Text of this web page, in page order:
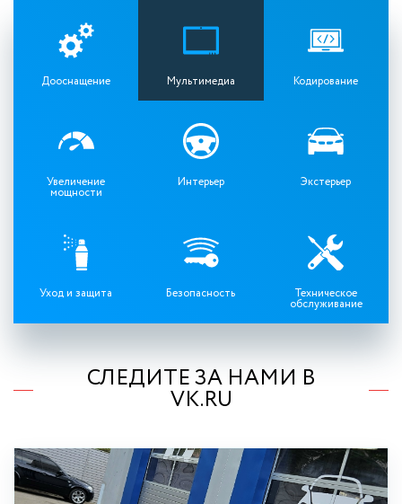
Дооснащение Мультимедиа Кодирование
Увеличение
мощности
Интерьер Экстерьер
Уход и защита Безопасность Техническое
обслуживание
СЛЕДИТЕ ЗА НАМИ В
VK.RU